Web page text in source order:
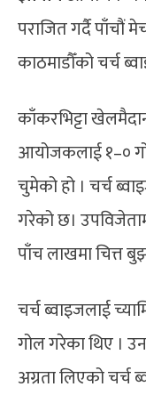
पराजित गर्दै पाँचौं
काठमाडौँको चर्च
काँकरभिट्टा
आयोजकलाई १–०
चुमेको हो । चर्च
गरेको छ।
पाँच लाखमा चित्त
चर्च ब्वाइजलाई
गोल गरेका थिए ।
अग्रता लिएको चर्च